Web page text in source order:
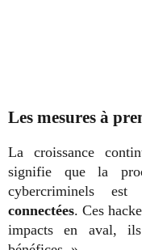
Les mesures à
La croissance
signifie que la
cybercriminels est
connectées. Ces
impacts en aval,